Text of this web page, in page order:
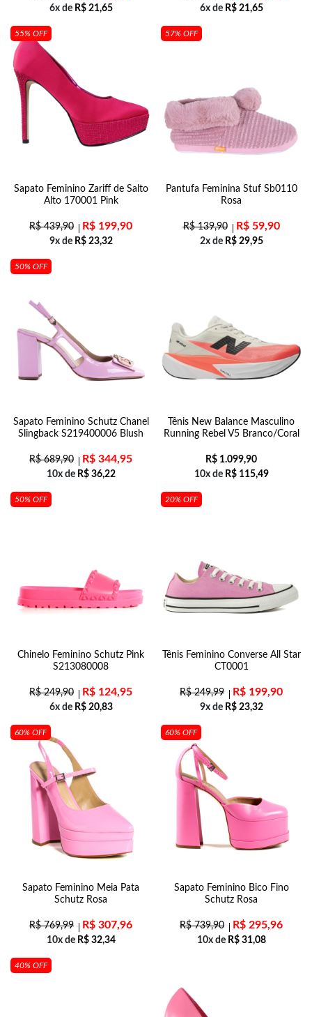
6x de R$21,65 6x de R$21,65
55% OFF
Sapato Feminino Zariff de Salto
Alto 170001 Pink
R$439,90 R$ 199,90
9x de R$23,32
57% OFF
Pantufa Feminina Stuf Sb0110
Rosa
R$139,90 R$59,90
2x de R$29,95
50% OFF
Sapato Feminino Schutz Chanel
Slingback S219400006 Blush
R$689,90 R$ 344,95
10x de R$36,22
Tênis New Balance Masculino
Running Rebel V5 Branco/Coral
R$ 1.099,90
10x de R$115,49
50% OFF
Chinelo Feminino Schutz Pink
S213080008
R$249,90 R$ 124,95
6x de R$20,83
20% OFF
Tênis Feminino Converse All Star
CT0001
R$249,99 R$ 199,90
9x de R$23,32
60% OFF
Sapato Feminino Meia Pata
Schutz Rosa
R$769,99 R$ 307,96
10x de R$32,34
60% OFF
Sapato Feminino Bico Fino
Schutz Rosa
R$739,90 R$ 295,96
10x de R$31,08
40% OFF